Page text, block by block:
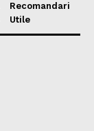
Recomandari
Utile